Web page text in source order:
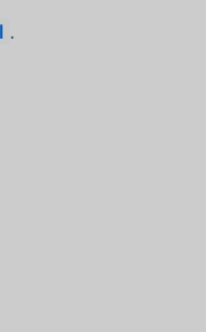
.